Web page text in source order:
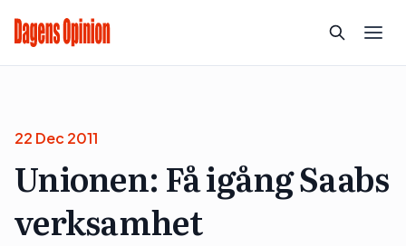
22 Dec 2011
Unionen: Få igång Saabs
verksamhet